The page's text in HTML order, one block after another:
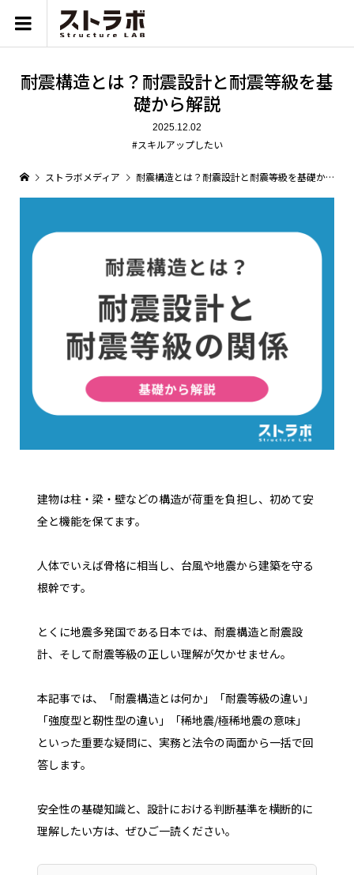
耐震構造とは？耐震設計と耐震等級を基
礎から解説
2025.12.02
#スキルアップしたい
ストラボメディア 耐震構造とは？耐震設計と耐震等級を基礎から解説
建物は柱・梁・壁などの構造が荷重を負担し、初めて安
全と機能を保てます。
人体でいえば骨格に相当し、台風や地震から建築を守る
根幹です。
とくに地震多発国である日本では、耐震構造と耐震設
計、そして耐震等級の正しい理解が欠かせません。
本記事では、「耐震構造とは何か」「耐震等級の違い」
「強度型と靭性型の違い」「稀地震/極稀地震の意味」
といった重要な疑問に、実務と法令の両面から一括で回
答します。
安全性の基礎知識と、設計における判断基準を横断的に
理解したい方は、ぜひご一読ください。